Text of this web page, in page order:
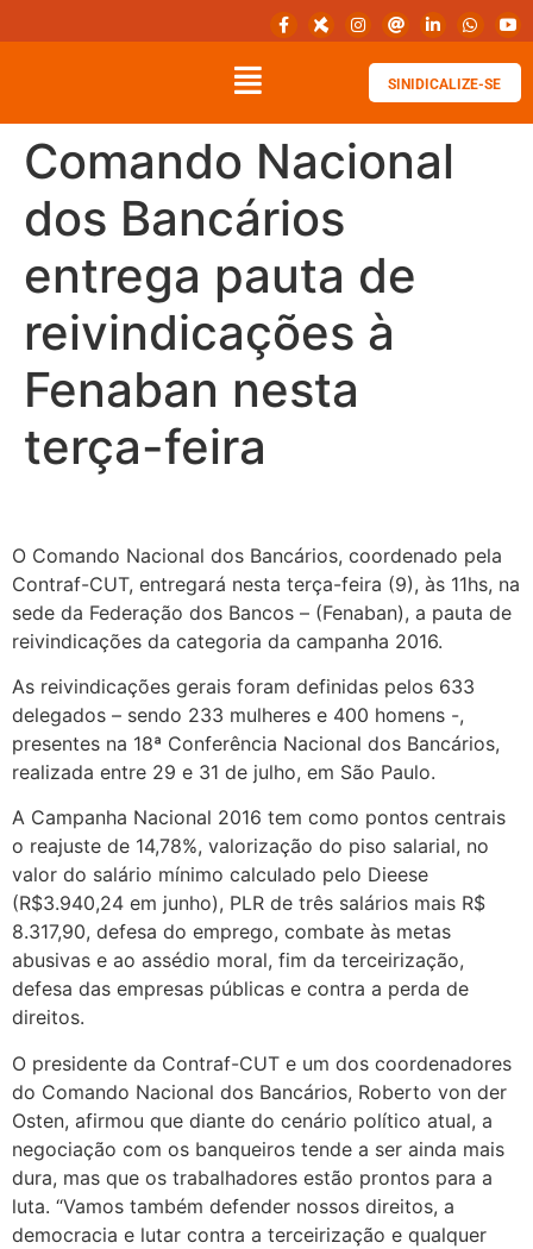
SINIDICALIZE-SE
Comando Nacional
dos Bancários
entrega pauta de
reivindicações à
Fenaban nesta
terça-feira
O Comando Nacional dos Bancários, coordenado pela
Contraf-CUT, entregará nesta terça-feira (9), às 11hs, na
sede da Federação dos Bancos – (Fenaban), a pauta de
reivindicações da categoria da campanha 2016.
As reivindicações gerais foram definidas pelos 633
delegados – sendo 233 mulheres e 400 homens -,
presentes na 18ª Conferência Nacional dos Bancários,
realizada entre 29 e 31 de julho, em São Paulo.
A Campanha Nacional 2016 tem como pontos centrais
o reajuste de 14,78%, valorização do piso salarial, no
valor do salário mínimo calculado pelo Dieese
(R$3.940,24 em junho), PLR de três salários mais R$
8.317,90, defesa do emprego, combate às metas
abusivas e ao assédio moral, fim da terceirização,
defesa das empresas públicas e contra a perda de
direitos.
O presidente da Contraf-CUT e um dos coordenadores
do Comando Nacional dos Bancários, Roberto von der
Osten, afirmou que diante do cenário político atual, a
negociação com os banqueiros tende a ser ainda mais
dura, mas que os trabalhadores estão prontos para a
luta. “Vamos também defender nossos direitos, a
democracia e lutar contra a terceirização e qualquer